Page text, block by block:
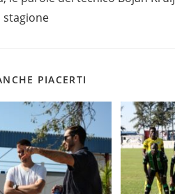
stagione
PIACERTI